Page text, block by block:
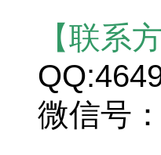
【联系
微信号